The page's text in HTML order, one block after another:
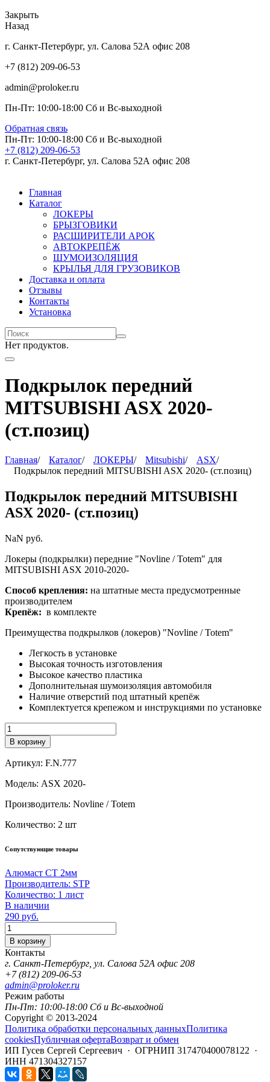
Закрыть
Назад
г. Санкт-Петербург, ул. Салова 52А офис 208
+7 (812) 209-06-53
admin@proloker.ru
Пн-Пт: 10:00-18:00 Сб и Вс-выходной
Обратная связь
Пн-Пт: 10:00-18:00 Сб и Вс-выходной
+7 (812) 209-06-53
г. Санкт-Петербург, ул. Салова 52А офис 208
Главная
Каталог
ЛОКЕРЫ
БРЫЗГОВИКИ
РАСШИРИТЕЛИ АРОК
АВТОКРЕПЁЖ
ШУМОИЗОЛЯЦИЯ
КРЫЛЬЯ ДЛЯ ГРУЗОВИКОВ
Доставка и оплата
Отзывы
Контакты
Установка
Нет продуктов.
Подкрылок передний
MITSUBISHI ASX 2020-
(ст.позиц)
Главная/ Каталог/ ЛОКЕРЫ/ Mitsubishi/ ASX/
Подкрылок передний MITSUBISHI ASX 2020- (ст.позиц)
Подкрылок передний MITSUBISHI
ASX 2020- (ст.позиц)
NaN руб.
Локеры (подкрылки) передние "Novline / Totem" для
MITSUBISHI ASX 2010-2020-
Способ крепления: на штатные места предусмотренные
производителем
Крепёж: в комплекте
Преимущества подкрылков (локеров) "Novline / Totem"
Легкость в установке
Высокая точность изготовления
Высокое качество пластика
Дополнительная шумоизоляция автомобиля
Наличие отверстий под штатный крепёж
Комплектуется крепежом и инструкциями по установке
Количество
В корзину
Артикул: F.N.777
Модель: ASX 2020-
Производитель: Novline / Totem
Количество: 2 шт
Сопутствующие товары
Алюмаст СТ 2мм
Производитель: STP
Количество: 1 лист
В наличии
290 руб.
Количество
В корзину
Контакты
г. Санкт-Петербург, ул. Салова 52А офис 208
+7 (812) 209-06-53
admin@proloker.ru
Режим работы
Пн-Пт: 10:00-18:00 Сб и Вс-выходной
Copyright © 2013-2024
Политика обработки персональных данныхПолитика
cookiesПубличная офертаВозврат и обмен
ИП Гусев Сергей Сергеевич · ОГРНИП 317470400078122 ·
ИНН 471304327157